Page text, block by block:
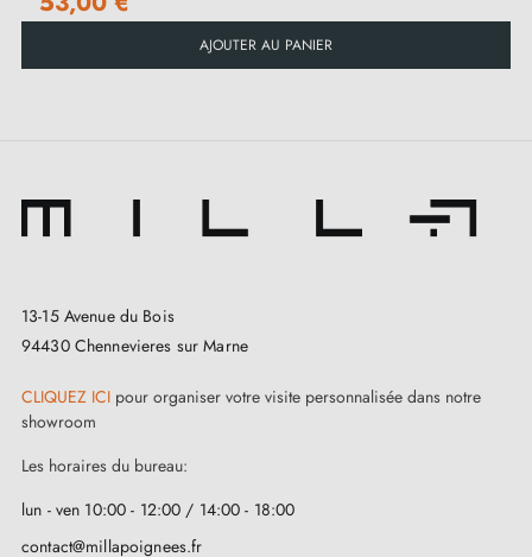
AJOUTER AU PANIER
13-15 Avenue du Bois
94430 Chennevieres sur Marne
CLIQUEZ ICI pour organiser votre visite personnalisée dans notre
showroom
Les horaires du bureau:
lun - ven 10:00 - 12:00 / 14:00 - 18:00
contact@millapoignees.fr